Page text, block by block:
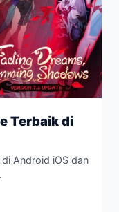
Terbaik di
Android iOS dan